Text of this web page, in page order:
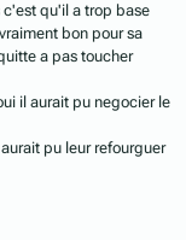
c'est qu'il a trop base
bon pour sa
a pas toucher
il aurait pu negocier le
pu leur refourguer